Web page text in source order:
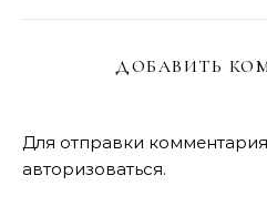
ДОБАВИТЬ
Для отправки
авторизоваться.